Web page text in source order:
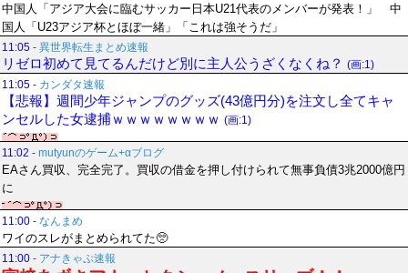
中国人「アジア大会に臨むサッカー日本U21代表のメンバーが発表！」 中
国人「U23アジア杯とほぼ一緒」「これは強そうだ」
11:05 - 異世界転生まとめ速報
リゼロ初めて見てるんだけど別に主人公うざくなくね？ (画:1)
11:05 - カンダタ速報
【悲報】週間少年ジャンプのグッズ(43億円分)を注文し全てキャ
ンセルした女逮捕ｗｗｗｗｗｗｗｗ (画:1)
11:02 - mutyunのゲーム+αブログ
EAさん買収、完全完了。買収の借金を押し付けられて無事負債3兆2000億円
に
11:00 - なんまめ
ワイのスレがまとめられてた🥺
11:00 - アナきゃぷ速報